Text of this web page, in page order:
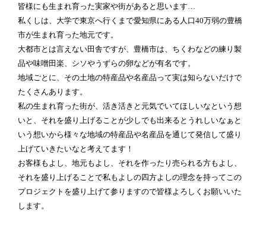
皆様にも生まれ育った実家や街があると思います…
私くしは、大学で東京へ行くまで愛知県にある人口40万弱の豊橋
市が生まれ育った地元です。
大都市とは言えない田舎ですが、豊橋市は、ちくわなどの練り製
品や味噌田楽、シソやうずらの卵などが有名です。
地域ごとに、その土地の特産品や名産品って実は知らないだけで
たくさんあります。
私の生まれ育った街が、活き活きと元気でいてほしいなという想
いと、それを盛り上げることが少しでも出来るとうれしいなぁと
いう想いから様々な地域の特産品や名産品を通じて発信して盛り
上げていきたいなと考えてます！
お客様もよし、地元もよし、それを作ったり売られる方もよし、
それを盛り上げることで私もよしの四方よしの理念を持ってこの
プロジェクトを盛り上げて参りますので皆様よろしくお願いいた
します。